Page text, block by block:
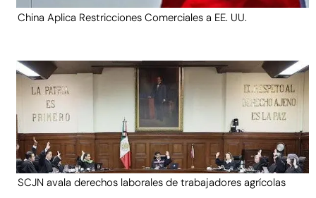
China Aplica Restricciones Comerciales a EE. UU.
SCJN avala derechos laborales de trabajadores agrícolas